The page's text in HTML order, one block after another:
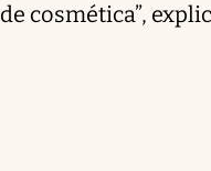
de cosmética”,